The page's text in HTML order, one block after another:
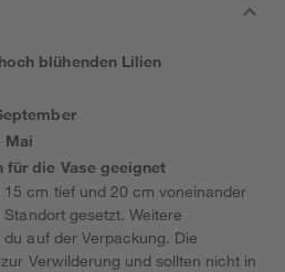
blühenden Lilien
Mai
für die Vase geeignet
cm tief und 20 cm voneinander
gesetzt. Weitere
auf der Verpackung. Die
Verwilderung und sollten nicht in